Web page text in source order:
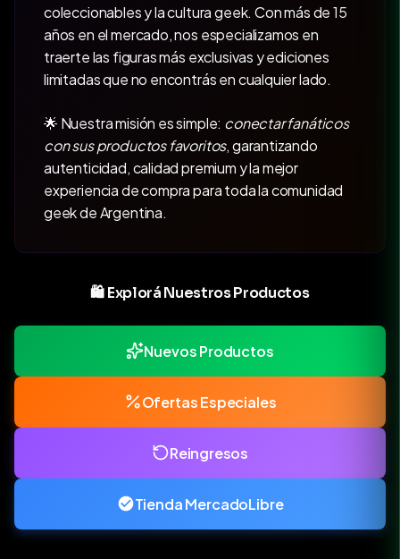
coleccionables y la cultura geek. Con más de 15
años en el mercado, nos especializamos en
traerte las figuras más exclusivas y ediciones
limitadas que no encontrás en cualquier lado.
🌟 Nuestra misión es simple: conectar fanáticos
con sus productos favoritos, garantizando
autenticidad, calidad premium y la mejor
experiencia de compra para toda la comunidad
geek de Argentina.
🛍️ Explorá Nuestros Productos
Nuevos Productos
Ofertas Especiales
Reingresos
Tienda MercadoLibre